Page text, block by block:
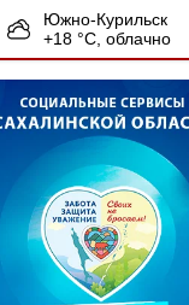
Южно-Курильск
+18 °С, облачно